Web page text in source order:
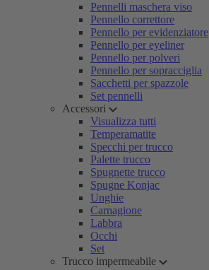
Pennelli maschera viso
Pennello correttore
Pennello per evidenziatore
Pennello per eyeliner
Pennello per polveri
Pennello per sopracciglia
Sacchetti per spazzole
Set pennelli
Accessori
Visualizza tutti
Temperamatite
Specchi per trucco
Palette trucco
Spugnette trucco
Spugne Konjac
Unghie
Carnagione
Labbra
Occhi
Set
Trucco impermeabile